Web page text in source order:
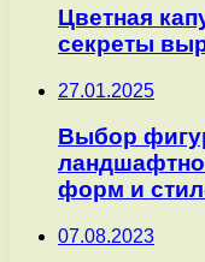
Цветная
секреты
27.01.2025
Выбор
форм и
07.08.2023